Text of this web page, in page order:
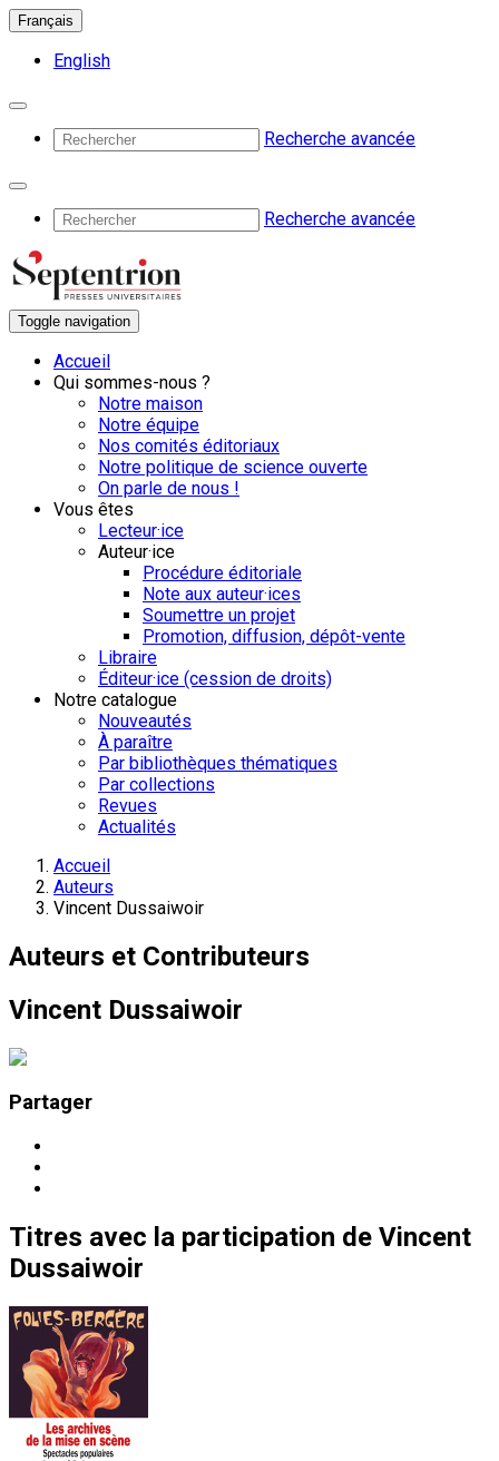
Français
English
Recherche avancée
Recherche avancée
Toggle navigation
Accueil
Qui sommes-nous ?
Notre maison
Notre équipe
Nos comités éditoriaux
Notre politique de science ouverte
On parle de nous !
Vous êtes
Lecteur·ice
Auteur·ice
Procédure éditoriale
Note aux auteur·ices
Soumettre un projet
Promotion, diffusion, dépôt-vente
Libraire
Éditeur·ice (cession de droits)
Notre catalogue
Nouveautés
À paraître
Par bibliothèques thématiques
Par collections
Revues
Actualités
Accueil
Auteurs
Vincent Dussaiwoir
Auteurs et Contributeurs
Vincent Dussaiwoir
Partager
Titres avec la participation de Vincent
Dussaiwoir